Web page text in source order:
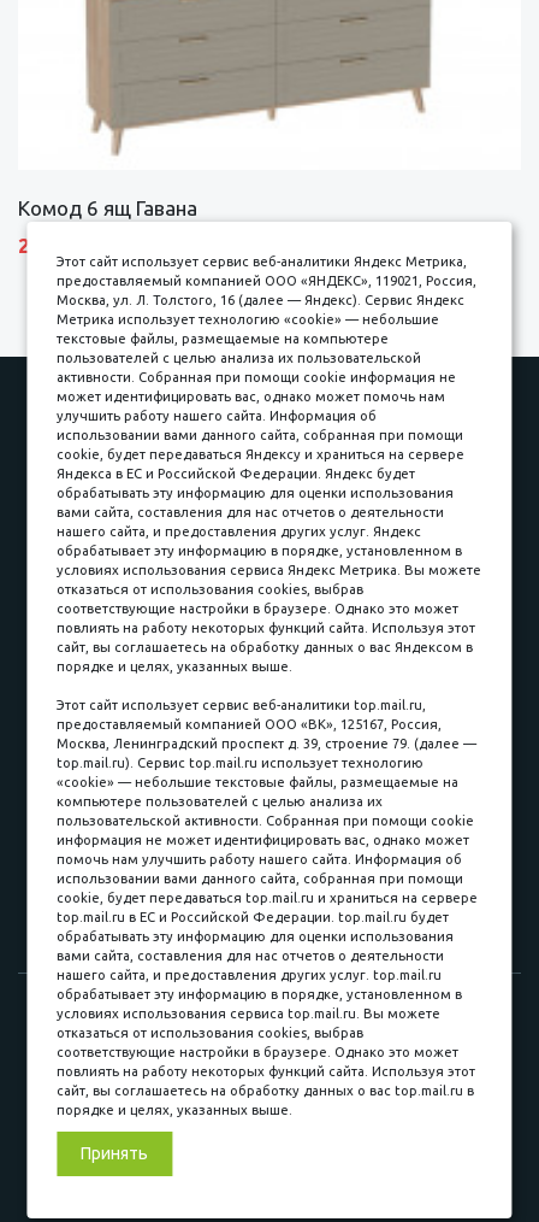
Комод 6 ящ Гавана
27690 р.
Наши работы
Оплата
Доставка и сборка
Гарантии
Карьера в компании
Контакты
Принимаем к оплате
Наличные
пл. Соляная, 6, стр. 16
8 (3822) 60-70-30
8 (3822) 50-39-09
8 (3822) 22-77-68
8 (3822) 50-48-50
8 (3822) 65-42-10
© 2015-2026. Компания «Мебельный куб».
ИП Саворенко Валерий Александрович. Россия, г. Томск, пл.
Соляная, 6 стр. 16, Цокольный этаж
Этот сайт использует сервис веб-аналитики Яндекс Метрика,
предоставляемый компанией ООО «ЯНДЕКС», 119021, Россия,
Москва, ул. Л. Толстого, 16 (далее — Яндекс). Сервис Яндекс
Метрика использует технологию «cookie» — небольшие
текстовые файлы, размещаемые на компьютере
пользователей с целью анализа их пользовательской
активности. Собранная при помощи cookie информация не
может идентифицировать вас, однако может помочь нам
улучшить работу нашего сайта. Информация об
использовании вами данного сайта, собранная при помощи
cookie, будет передаваться Яндексу и храниться на сервере
Яндекса в ЕС и Российской Федерации. Яндекс будет
обрабатывать эту информацию для оценки использования
вами сайта, составления для нас отчетов о деятельности
нашего сайта, и предоставления других услуг. Яндекс
обрабатывает эту информацию в порядке, установленном в
условиях использования сервиса Яндекс Метрика. Вы можете
отказаться от использования cookies, выбрав
соответствующие настройки в браузере. Однако это может
повлиять на работу некоторых функций сайта. Используя этот
сайт, вы соглашаетесь на обработку данных о вас Яндексом в
порядке и целях, указанных выше.
Этот сайт использует сервис веб-аналитики top.mail.ru,
предоставляемый компанией ООО «ВК», 125167, Россия,
Москва, Ленинградский проспект д. 39, строение 79. (далее —
top.mail.ru). Сервис top.mail.ru использует технологию
«cookie» — небольшие текстовые файлы, размещаемые на
компьютере пользователей с целью анализа их
пользовательской активности. Собранная при помощи cookie
информация не может идентифицировать вас, однако может
помочь нам улучшить работу нашего сайта. Информация об
использовании вами данного сайта, собранная при помощи
cookie, будет передаваться top.mail.ru и храниться на сервере
top.mail.ru в ЕС и Российской Федерации. top.mail.ru будет
обрабатывать эту информацию для оценки использования
вами сайта, составления для нас отчетов о деятельности
нашего сайта, и предоставления других услуг. top.mail.ru
обрабатывает эту информацию в порядке, установленном в
условиях использования сервиса top.mail.ru. Вы можете
отказаться от использования cookies, выбрав
соответствующие настройки в браузере. Однако это может
повлиять на работу некоторых функций сайта. Используя этот
сайт, вы соглашаетесь на обработку данных о вас top.mail.ru в
порядке и целях, указанных выше.
Принять